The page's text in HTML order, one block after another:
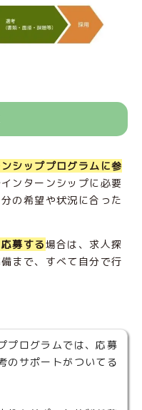
シッププログラムに参
ンターンシップに必要
の希望や状況に合った
募する場合は、求人探
まで、すべて自分で行
プログラムでは、応募
のサポートがついてる